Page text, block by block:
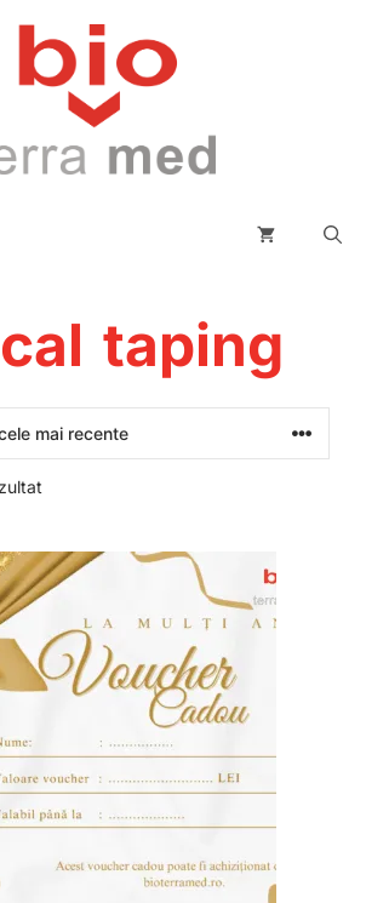
taping